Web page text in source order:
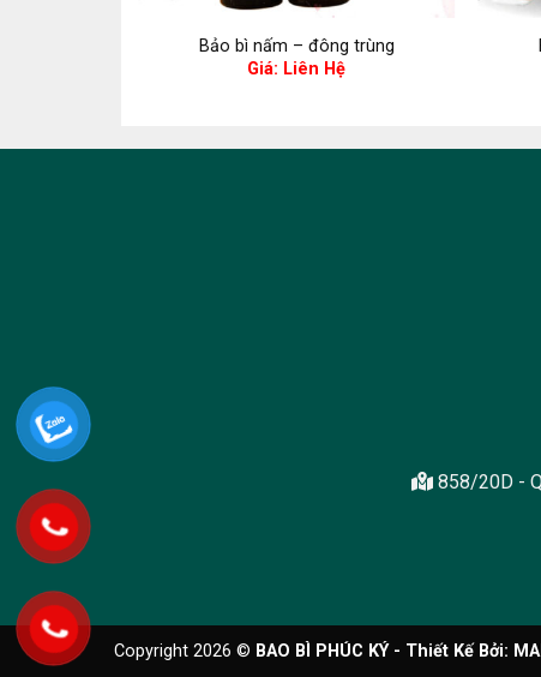
Bảo bì nấm – đông trùng
Giá: Liên Hệ
858/20D -
Copyright 2026 © BAO BÌ PHÚC KÝ - Thiết Kế Bởi: